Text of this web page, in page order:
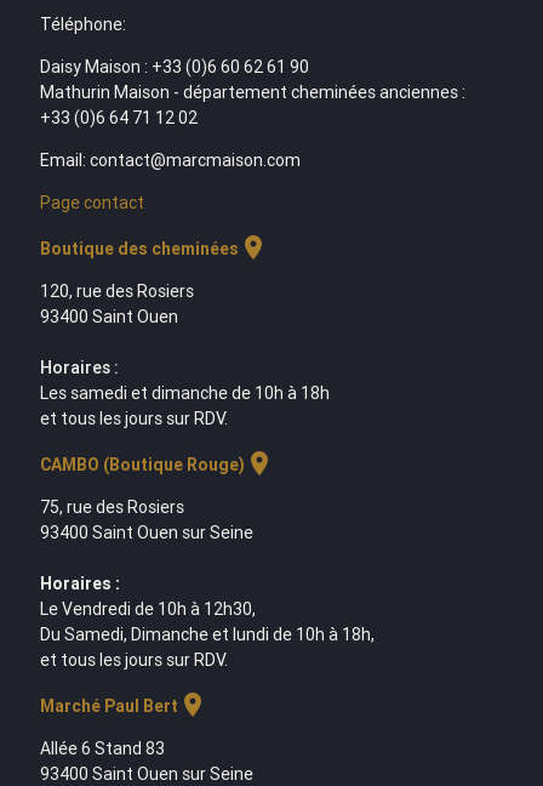
Téléphone:
Daisy Maison : +33 (0)6 60 62 61 90
Mathurin Maison - département cheminées anciennes :
+33 (0)6 64 71 12 02
Email: contact@marcmaison.com
Page contact
Boutique des cheminées location_on
120, rue des Rosiers
93400 Saint Ouen
Horaires :
Les samedi et dimanche de 10h à 18h
et tous les jours sur RDV.
CAMBO (Boutique Rouge) location_on
75, rue des Rosiers
93400 Saint Ouen sur Seine
Horaires :
Le Vendredi de 10h à 12h30,
Du Samedi, Dimanche et lundi de 10h à 18h,
et tous les jours sur RDV.
Marché Paul Bert location_on
Allée 6 Stand 83
93400 Saint Ouen sur Seine